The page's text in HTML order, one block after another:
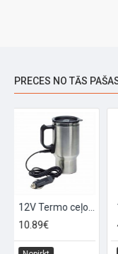
PRECES NO TĀS
AEG atpakaļskata kamera
240.32€